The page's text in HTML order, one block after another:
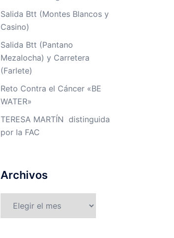
Salida Btt (Montes Blancos y
Casino)
Salida Btt (Pantano
Mezalocha) y Carretera
(Farlete)
Reto Contra el Cáncer «BE
WATER»
TERESA MARTÍN distinguida
por la FAC
Archivos